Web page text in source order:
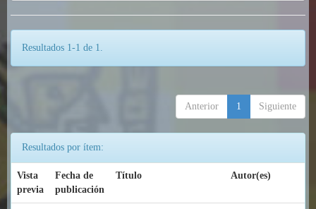
Resultados 1-1 de 1.
Anterior 1 Siguiente
Resultados por ítem:
Vista
previa
Fecha de
publicación
Título Autor(es)